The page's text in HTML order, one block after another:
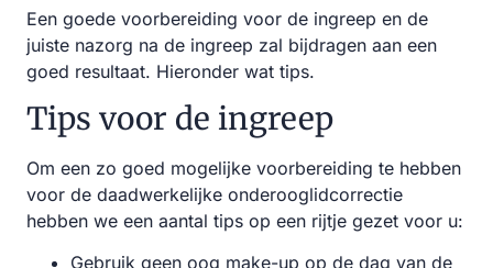
Een goede voorbereiding voor de ingreep en de
juiste nazorg na de ingreep zal bijdragen aan een
goed resultaat. Hieronder wat tips.
Tips voor de ingreep
Om een zo goed mogelijke voorbereiding te hebben
voor de daadwerkelijke onderooglidcorrectie
hebben we een aantal tips op een rijtje gezet voor u:
Gebruik geen oog make-up op de dag van de